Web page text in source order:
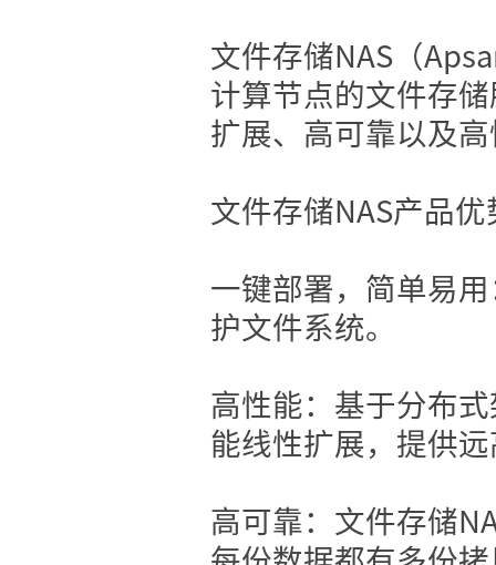
文件存储NAS（
计算节点的文件存
扩展、高可靠以及
文件存储NAS产品优
一键部署，简单易
护文件系统。
高性能：基于分布
能线性扩展，提供
高可靠：文件存储